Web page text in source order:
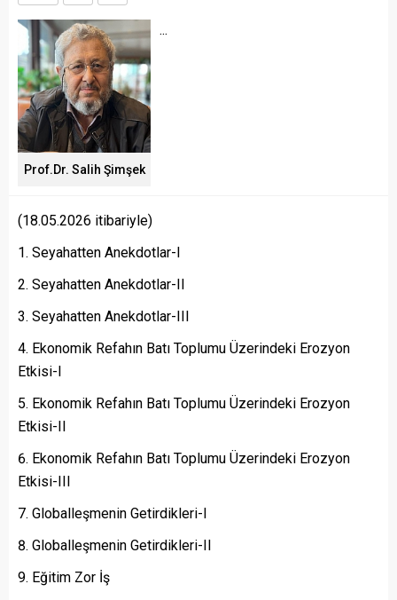
Prof.Dr. Salih Şimşek
...
(18.05.2026 itibariyle)
Seyahatten Anekdotlar-I
Seyahatten Anekdotlar-II
Seyahatten Anekdotlar-III
Ekonomik Refahın Batı Toplumu Üzerindeki Erozyon
Etkisi-I
Ekonomik Refahın Batı Toplumu Üzerindeki Erozyon
Etkisi-II
Ekonomik Refahın Batı Toplumu Üzerindeki Erozyon
Etkisi-III
Globalleşmenin Getirdikleri-I
Globalleşmenin Getirdikleri-II
Eğitim Zor İş